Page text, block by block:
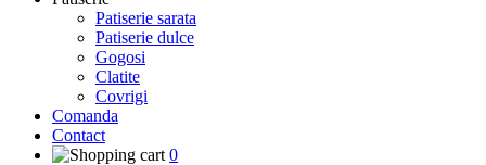
Patiserie sarata
Patiserie dulce
Gogosi
Clatite
Covrigi
Comanda
Contact
0